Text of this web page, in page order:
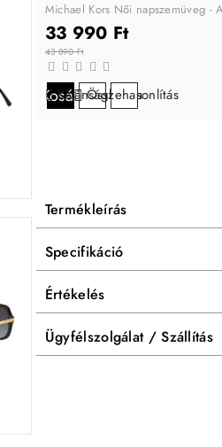
Michael Kors Női napszemüveg -
33 990 Ft
43 890 Ft
Kosárba
Kívánságlistára
Összehasonlítás
Termékleírás
Specifikáció
Értékelés
Ügyfélszolgálat / Szállítás